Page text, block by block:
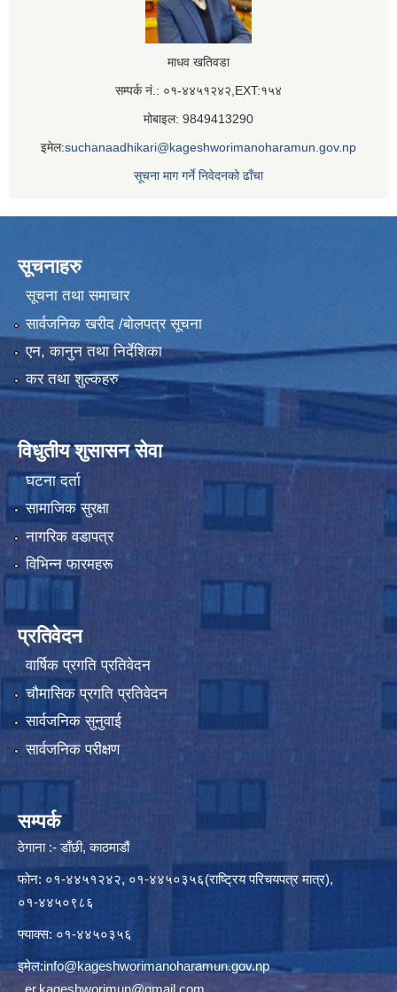
माधव खतिवडा
सम्पर्क नं.: ०१-४४५१२४२,EXT:१५४
मोबाइल: 9849413290
इमेल:suchanaadhikari@kageshworimanoharamun.gov.np
सूचना माग गर्ने निवेदनको ढाँचा
सूचनाहरु
सूचना तथा समाचार
सार्वजनिक खरीद /बोलपत्र सूचना
एन, कानुन तथा निर्देशिका
कर तथा शुल्कहरु
विधुतीय शुसासन सेवा
घटना दर्ता
सामाजिक सुरक्षा
नागरिक वडापत्र
विभिन्न फारमहरू
प्रतिवेदन
वार्षिक प्रगति प्रतिवेदन
चौमासिक प्रगति प्रतिवेदन
सार्वजनिक सुनुवाई
सार्वजनिक परीक्षण
सम्पर्क
ठेगाना :- डाँछी, काठमाडौं
फोन: ०१-४४५१२४२, ०१-४४५०३५६(राष्ट्रिय परिचयपत्र मात्र),
०१-४४५०९८६
फ्याक्स: ०१-४४५०३५६
इमेल:info@kageshworimanoharamun.gov.np
er.kageshworimun@gmail.com